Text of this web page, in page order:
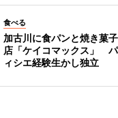
食べる
加古川に食パンと焼き菓
店「ケイコマックス」
ィシエ経験生かし独立